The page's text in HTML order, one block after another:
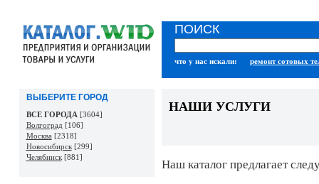
ПОИСК
что у нас искали: ремонт сотовых
ВЫБЕРИТЕ ГОРОД
ВСЕ ГОРОДА [3604]
Волгоград [106]
Москва [2318]
Новосибирск[299]
Челябинск[881]
НАШИ УСЛУГИ
Наш каталог предлагает